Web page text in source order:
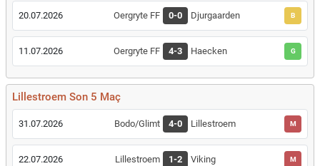
20.07.2026 Oergryte FF 0-0 Djurgaarden B
11.07.2026 Oergryte FF 4-3 Haecken G
Lillestroem Son 5 Maç
31.07.2026 Bodo/Glimt 4-0 Lillestroem M
22.07.2026 Lillestroem 1-2 Viking M